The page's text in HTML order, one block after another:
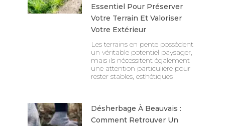
Essentiel Pour Préserver
Votre Terrain Et Valoriser
Votre Extérieur
Les terrains en pente possèdent
un véritable potentiel paysager,
mais ils nécessitent également
une attention particulière pour
rester stables, esthétiques
Désherbage À Beauvais :
Comment Retrouver Un